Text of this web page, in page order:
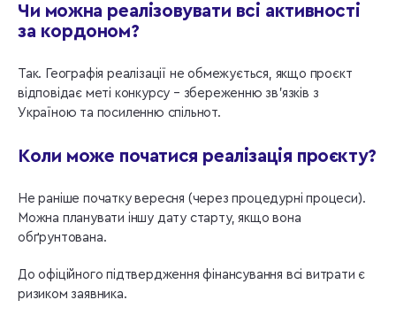
Чи можна реалізовувати всі активності
за кордоном?
Так. Географія реалізації не обмежується, якщо проєкт
відповідає меті конкурсу – збереженню зв’язків з
Україною та посиленню спільнот.
Коли може початися реалізація проєкту?
Не раніше початку вересня (через процедурні процеси).
Можна планувати іншу дату старту, якщо вона
обґрунтована.
До офіційного підтвердження фінансування всі витрати є
ризиком заявника.